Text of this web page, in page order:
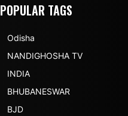
POPULAR TAGS
Odisha
NANDIGHOSHA TV
INDIA
BHUBANESWAR
BJD